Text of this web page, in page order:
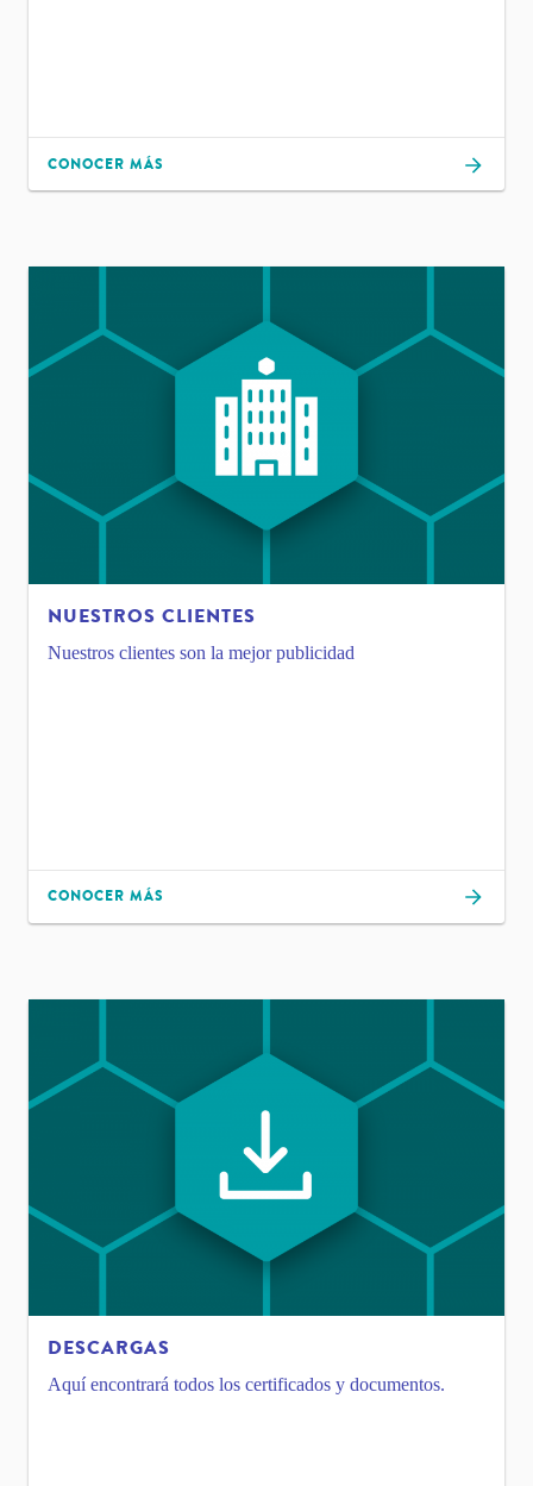
CONOCER MÁS
NUESTROS CLIENTES
Nuestros clientes son la mejor publicidad
CONOCER MÁS
DESCARGAS
Aquí encontrará todos los certificados y documentos.